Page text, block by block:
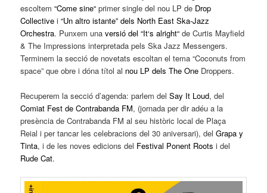
escoltem“Come sine“ primer single del nou LP de Drop
Collective i“Unaltro istante” dels North East Ska-Jazz
Orchestra. Punxem unaversió del “It‘salright“ de Curtis Mayfield
&The Impressionsinterpretada pelsSka Jazz Messengers.
Terminem la secció de novetatsescoltan el tema “Coconuts from
space” que obre i dóna títol al nou LP delsThe One Droppers.
Recuperem la secció d’agenda: parlem delSay It Loud, del
Comiat Fest de Contrabanda FM, (jornada per dir adéu a la
presència de Contrabanda FM al seu històric local de Plaça
Reial i per tancar les celebracions del 30 aniversari), delGrapa y
Tinta, i de les noves edicions del Festival Ponent Roots i del
Rude Cat.